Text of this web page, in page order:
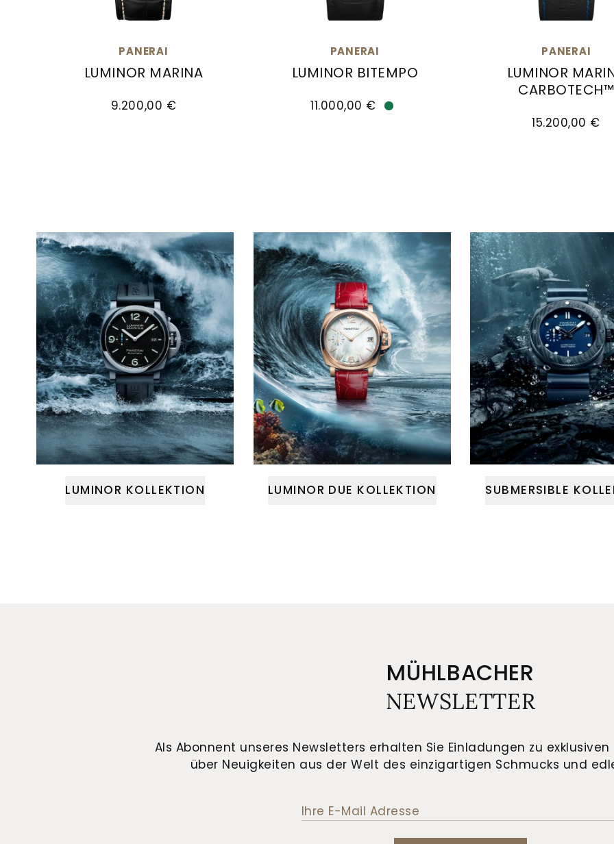
PANERAI
LUMINOR MARINA
9.200,00 €
PANERAI
LUMINOR BITEMPO
Panerai Luminor Bitempo, Ref: PAM01360, Preis:
11.000,00 €
PANERAI
LUMINOR
CARBOTECH™
15.200,00 €
LUMINOR KOLLEKTION LUMINOR DUE KOLLEKTION SUBMERSIBLE
MÜHLBACHER
NEWSLETTER
Als Abonnent unseres Newsletters erhalten Sie Einladungen zu
über Neuigkeiten aus der Welt des einzigartigen Schmucks und